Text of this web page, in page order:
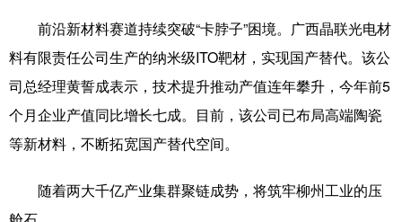
前沿新材料赛道持续突破“卡脖子”困境。广西晶联光电材
料有限责任公司生产的纳米级ITO靶材，实现国产替代。该公
司总经理黄誓成表示，技术提升推动产值连年攀升，今年前5
个月企业产值同比增长七成。目前，该公司已布局高端陶瓷
等新材料，不断拓宽国产替代空间。
随着两大千亿产业集群聚链成势，将筑牢柳州工业的压